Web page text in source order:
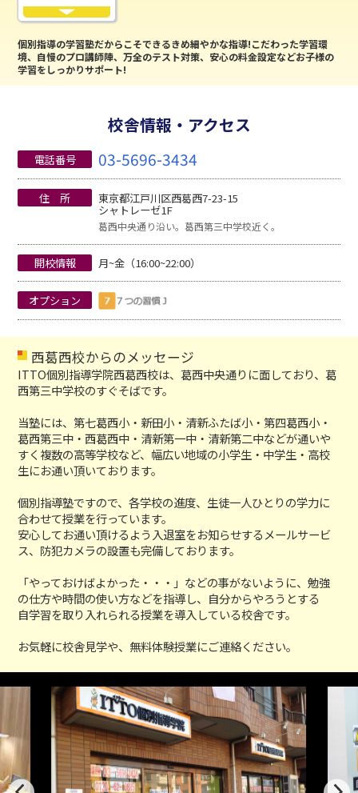
個別指導の学習塾だからこそできるきめ細やかな指導!こだわった学習環
境、自慢のプロ講師陣、万全のテスト対策、安心の料金設定などお子様の
学習をしっかりサポート!
校舎情報・アクセス
電話番号 03-5696-3434
住 所 東京都江戸川区西葛西7-23-15
シャトレーゼ1F
葛西中央通り沿い。葛西第三中学校近く。
開校情報 月~金（16:00~22:00）
オプション
西葛西校からのメッセージ
ITTO個別指導学院西葛西校は、葛西中央通りに面しており、葛
西第三中学校のすぐそばです。
当塾には、第七葛西小・新田小・清新ふたば小・第四葛西小・
葛西第三中・西葛西中・清新第一中・清新第二中などが通いや
すく複数の高等学校など、幅広い地域の小学生・中学生・高校
生にお通い頂いております。
個別指導塾ですので、各学校の進度、生徒一人ひとりの学力に
合わせて授業を行っています。
安心してお通い頂けるよう入退室をお知らせするメールサービ
ス、防犯カメラの設置も完備しております。
「やっておけばよかった・・・」などの事がないように、勉強
の仕方や時間の使い方などを指導し、自分からやろうとする
自学習を取り入れられる授業を導入している校舎です。
お気軽に校舎見学や、無料体験授業にご連絡ください。